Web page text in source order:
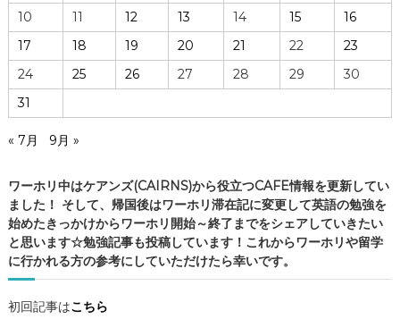
際
・
ア
ズ
の
C
F
E
情
報
・
ケ
ン
10
11 12 13 14 15
16
17
18 19 20 21 22
23
24
25 26 27 28 29
30
31
« 7月 9月 »
ワーホリ中はケアンズ(CAIRNS)から役立つCAFE情報を更新してい
ました！ そして、帰国後はワーホリ滞在記に変更して英語の勉強を
始めたきっかけからワーホリ開始～終了までをシェアしていきたい
と思います☆勉強記事も投稿しています！これからワーホリや留学
に行かれる方の参考にしていただけたら幸いです。
初回記事はこちら